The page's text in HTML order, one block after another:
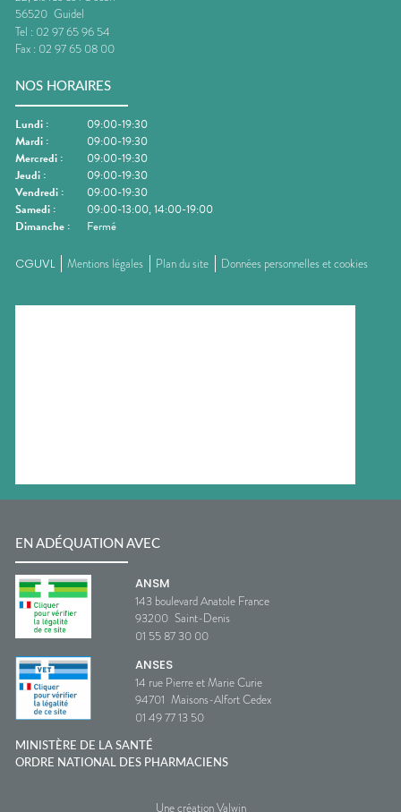
56520 Guidel
Tel : 02 97 65 96 54
Fax : 02 97 65 08 00
NOS HORAIRES
Lundi :
09:00-19:30
Mardi :
09:00-19:30
Mercredi :
09:00-19:30
Jeudi :
09:00-19:30
Vendredi :
09:00-19:30
Samedi :
09:00-13:00, 14:00-19:00
Dimanche : Fermé
CGUVL Mentions légales Plan du site Données personnelles et cookies
EN ADÉQUATION AVEC
ANSM
143 boulevard Anatole France
93200 Saint-Denis
01 55 87 30 00
ANSES
14 rue Pierre et Marie Curie
94701 Maisons-Alfort Cedex
01 49 77 13 50
MINISTÈRE DE LA SANTÉ
ORDRE NATIONAL DES PHARMACIENS
Une création Valwin